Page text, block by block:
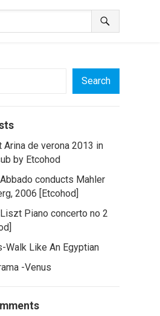
Search
Arina de verona 2013 in
by Etcohod
conducts Mahler
2006 [Etcohod]
Piano concerto no 2
Walk Like An Egyptian
-Venus